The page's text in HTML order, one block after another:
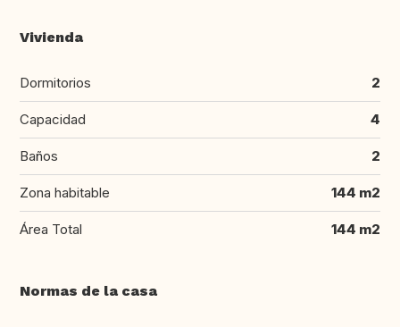
Vivienda
Dormitorios 2
Capacidad 4
Baños 2
Zona habitable 144 m2
Área Total 144 m2
Normas de la casa